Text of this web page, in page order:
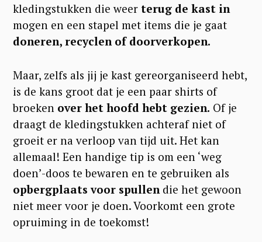
kledingstukken die weer terug de kast in
mogen en een stapel met items die je gaat
doneren, recyclen of doorverkopen.
Maar, zelfs als jij je kast gereorganiseerd hebt,
is de kans groot dat je een paar shirts of
broeken over het hoofd hebt gezien. Of je
draagt de kledingstukken achteraf niet of
groeit er na verloop van tijd uit. Het kan
allemaal! Een handige tip is om een ‘weg
doen’-doos te bewaren en te gebruiken als
opbergplaats voor spullen die het gewoon
niet meer voor je doen. Voorkomt een grote
opruiming in de toekomst!